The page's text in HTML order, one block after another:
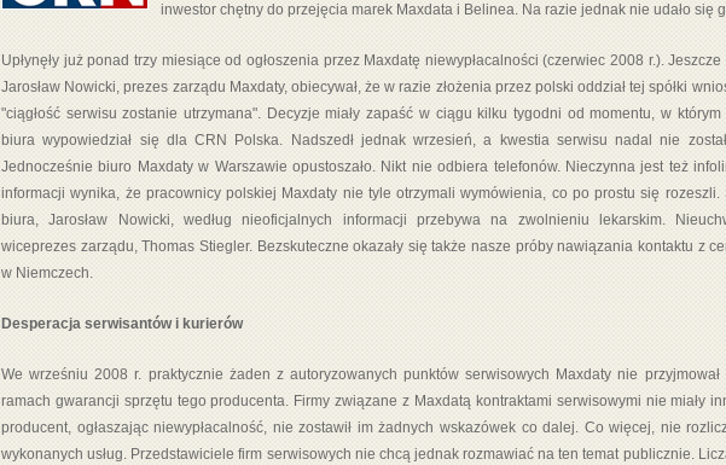
inwestor chętny do przejęcia marek Maxdata i Belinea. Na razie jednak nie udało się
Upłynęły już ponad trzy miesiące od ogłoszenia przez Maxdatę niewypłacalności (czerwiec 2008 r.).
Jarosław Nowicki, prezes zarządu Maxdaty, obiecywał, że w razie złożenia przez polski oddział tej spółki
"ciągłość serwisu zostanie utrzymana". Decyzje miały zapaść w ciągu kilku tygodni od momentu, w
biura wypowiedział się dla CRN Polska. Nadszedł jednak wrzesień, a kwestia serwisu nadal nie
Jednocześnie biuro Maxdaty w Warszawie opustoszało. Nikt nie odbiera telefonów. Nieczynna jest też
informacji wynika, że pracownicy polskiej Maxdaty nie tyle otrzymali wymówienia, co po prostu się rozeszli.
biura, Jarosław Nowicki, według nieoficjalnych informacji przebywa na zwolnieniu lekarskim.
wiceprezes zarządu, Thomas Stiegler. Bezskuteczne okazały się także nasze próby nawiązania kontaktu z
w Niemczech.
Desperacja serwisantów i kurierów
We wrześniu 2008 r. praktycznie żaden z autoryzowanych punktów serwisowych Maxdaty nie
ramach gwarancji sprzętu tego producenta. Firmy związane z Maxdatą kontraktami serwisowymi nie miały
producent, ogłaszając niewypłacalność, nie zostawił im żadnych wskazówek co dalej. Co więcej, nie
wykonanych usług. Przedstawiciele firm serwisowych nie chcą jednak rozmawiać na ten temat publicznie.